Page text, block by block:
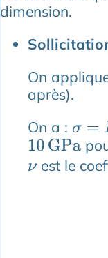
dimension.
On
après).
On a : σ=Eϵ
10 GPa
ν est le